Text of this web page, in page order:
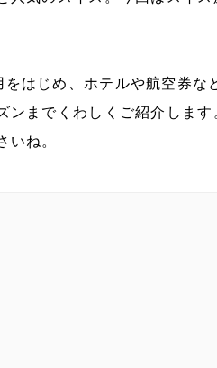
じめ、ホテルや航空券な
までくわしくご紹介しま
ね。